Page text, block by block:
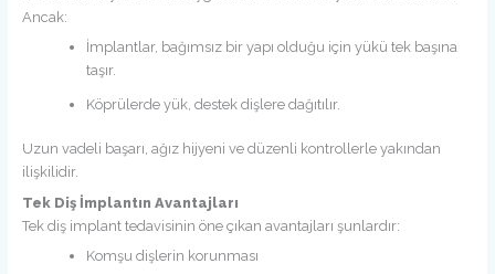
Ancak:
İmplantlar, bağımsız bir yapı olduğu için yükü tek başına
taşır.
Köprülerde yük, destek dişlere dağıtılır.
Uzun vadeli başarı, ağız hijyeni ve düzenli kontrollerle yakından
ilişkilidir.
Tek Diş İmplantın Avantajları
Tek diş implant tedavisinin öne çıkan avantajları şunlardır:
Komşu dişlerin korunması